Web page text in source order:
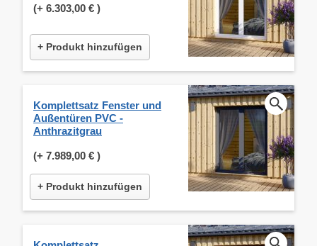
(+ 6.303,00 € )
+ Produkt hinzufügen
Komplettsatz Fenster und
Außentüren PVC -
Anthrazitgrau
(+ 7.989,00 € )
+ Produkt hinzufügen